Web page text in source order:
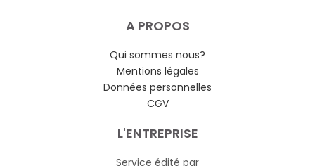
A PROPOS
Qui sommes nous?
Mentions légales
Données personnelles
CGV
L'ENTREPRISE
Service édité par